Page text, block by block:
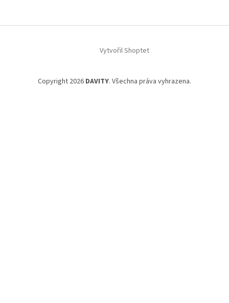
Vytvořil Shoptet
Copyright 2026 DAVITY. Všechna práva vyhrazena.